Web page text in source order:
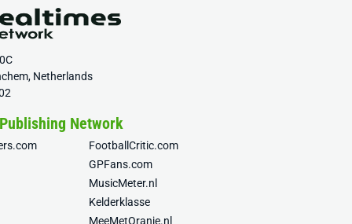
Netherlands
Network
FootballCritic.com
GPFans.com
MusicMeter.nl
Kelderklasse
MeeMetOranje.nl